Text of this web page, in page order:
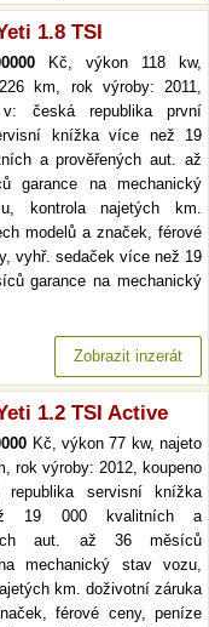
1.8 TSI
Kč, výkon 118 kw,
km, rok výroby: 2011,
v: česká republika první
knížka více než 19
a prověřených aut. až
garance na mechanický
kontrola najetých km.
modelů a značek, férové
vyhř. sedaček více než 19
garance na mechanický
Zobrazit inzerát
1.2 TSI Active
Kč, výkon 77 kw, najeto
rok výroby: 2012, koupeno
servisní knížka
19 000 kvalitních a
aut. až 36 měsíců
mechanický stav vozu,
km. doživotní záruka
férové ceny, peníze